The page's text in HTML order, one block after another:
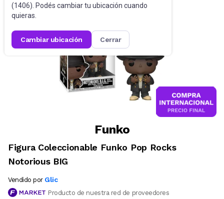
(1406). Podés cambiar tu ubicación cuando
quieras.
cambiar ubicación cerrar
Funko
Figura Coleccionable Funko Pop Rocks
Notorious BIG
Vendido por Glic
Producto de nuestra red de proveedores